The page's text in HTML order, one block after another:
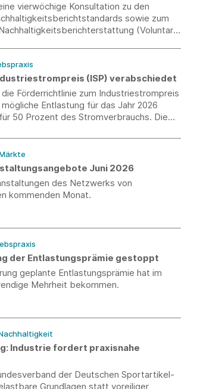
vierwöchige Konsultation zu den
sowie zum
(Voluntary
(ISP) verabschiedet
Förderrichtlinie zum Industriestrompreis
Entlastung für das Jahr 2026
50 Prozent des Stromverbrauchs. Die
werden.
Juni 2026
des Netzwerks von
kommenden Monat.
der Entlastungsprämie gestoppt
geplante Entlastungsprämie hat im
Mehrheit bekommen.
Industrie fordert praxisnahe
der Deutschen Sportartikel-
Grundlagen statt voreiliger